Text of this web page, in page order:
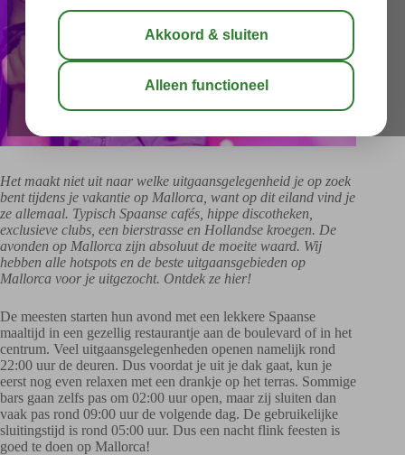
Het maakt niet uit naar welke uitgaansgelegenheid je op zoek
bent tijdens je vakantie op Mallorca, want op dit eiland vind je
ze allemaal. Typisch Spaanse cafés, hippe discotheken,
exclusieve clubs, een bierstrasse en Hollandse kroegen. De
avonden op Mallorca zijn absoluut de moeite waard. Wij
hebben alle hotspots en de beste uitgaansgebieden op
Mallorca voor je uitgezocht. Ontdek ze hier!
De meesten starten hun avond met een lekkere Spaanse
maaltijd in een gezellig restaurantje aan de boulevard of in het
centrum. Veel uitgaansgelegenheden openen namelijk rond
22:00 uur de deuren. Dus voordat je uit je dak gaat, kun je
eerst nog even relaxen met een drankje op het terras. Sommige
bars gaan zelfs pas om 02:00 uur open, maar zij sluiten dan
vaak pas rond 09:00 uur de volgende dag. De gebruikelijke
sluitingstijd is rond 05:00 uur. Dus een nacht flink feesten is
goed te doen op Mallorca!